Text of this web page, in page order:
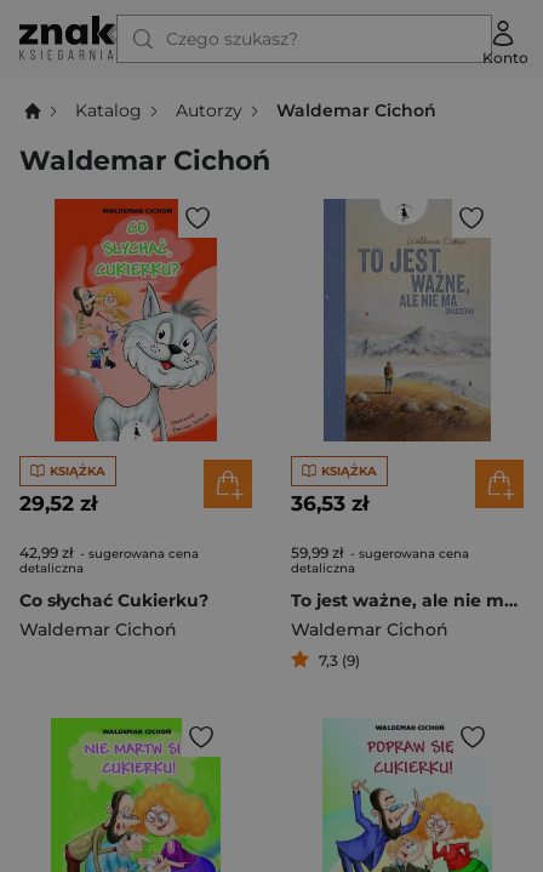
Czego szukasz?
Konto
Katalog Autorzy Waldemar Cichoń
Waldemar Cichoń
KSIĄŻKA
29,52 zł
42,99 zł - sugerowana cena
detaliczna
Co słychać Cukierku?
Waldemar Cichoń
KSIĄŻKA
36,53 zł
59,99 zł - sugerowana cena
detaliczna
To jest ważne, ale nie ma znaczenia
Waldemar Cichoń
7,3 (9)